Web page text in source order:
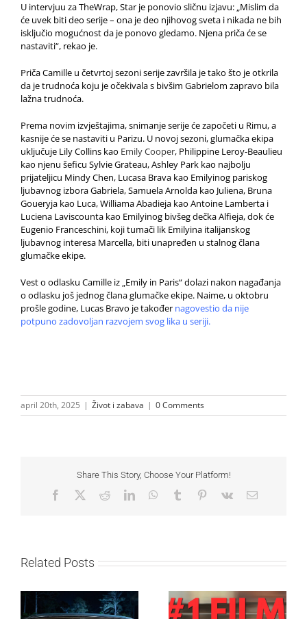
U intervjuu za TheWrap, Star je ponovio sličnu izjavu: „Mislim da
će uvek biti deo serije – ona je deo njihovog sveta i nikada ne bih
isključio mogućnost da je ponovo gledamo. Njena priča će se
nastaviti“, rekao je.
Priča Camille u četvrtoj sezoni serije završila je tako što je otkrila
da je trudnoća koju je očekivala s bivšim Gabrielom zapravo bila
lažna trudnoća.
Prema novim izvještajima, snimanje serije će započeti u Rimu, a
kasnije će se nastaviti u Parizu. U novoj sezoni, glumačka ekipa
uključuje Lily Collins kao Emily Cooper, Philippine Leroy-Beaulieu
kao njenu šeficu Sylvie Grateau, Ashley Park kao najbolju
prijateljicu Mindy Chen, Lucasa Brava kao Emilyinog pariskog
ljubavnog izbora Gabriela, Samuela Arnolda kao Juliena, Bruna
Goueryja kao Luca, Williama Abadieja kao Antoine Lamberta i
Luciena Laviscounta kao Emilyinog bivšeg dečka Alfieja, dok će
Eugenio Franceschini, koji tumači lik Emilyina italijanskog
ljubavnog interesa Marcella, biti unapređen u stalnog člana
glumačke ekipe.
Vest o odlasku Camille iz „Emily in Paris“ dolazi nakon nagađanja
o odlasku još jednog člana glumačke ekipe. Naime, u oktobru
prošle godine, Lucas Bravo je također nagovestio da nije
potpuno zadovoljan razvojem svog lika u seriji.
april 20th, 2025 | Život i zabava | 0 Comments
Share This Story, Choose Your Platform!
Facebook RedditLinkedInWhatsApp
Tumblr Pinterest
Vk Email
Related Posts